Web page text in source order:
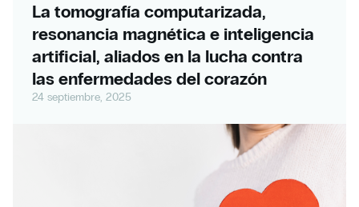
La tomografía computarizada,
resonancia magnética e inteligencia
artificial, aliados en la lucha contra
las enfermedades del corazón
24 septiembre, 2025